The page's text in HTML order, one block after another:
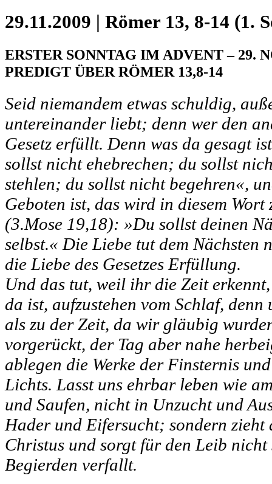
29.11.2009 | Römer 13, 8-14 (1.
ERSTER SONNTAG IM ADVENT – 29.
PREDIGT ÜBER RÖMER 13,8-14
Seid niemandem etwas schuldig,
untereinander liebt; denn wer den
Gesetz erfüllt. Denn was da gesagt
sollst nicht ehebrechen; du sollst
stehlen; du sollst nicht begehren«,
Geboten ist, das wird in diesem Wort
(3.Mose 19,18): »Du sollst deinen
selbst.« Die Liebe tut dem Nächsten
die Liebe des Gesetzes Erfüllung.
Und das tut, weil ihr die Zeit
da ist, aufzustehen vom Schlaf,
als zu der Zeit, da wir gläubig
vorgerückt, der Tag aber nahe
ablegen die Werke der Finsternis
Lichts. Lasst uns ehrbar leben wie
und Saufen, nicht in Unzucht und
Hader und Eifersucht; sondern zieht
Christus und sorgt für den Leib nicht
Begierden verfallt.